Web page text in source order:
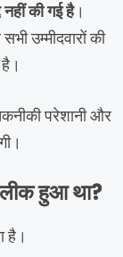
नहीं की गई है।
उम्मीदवारों की
परेशानी और
हुआ था?
है।